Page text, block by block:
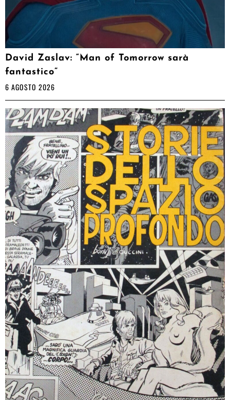
David Zaslav: “Man of Tomorrow sarà
fantastico”
6 AGOSTO 2026